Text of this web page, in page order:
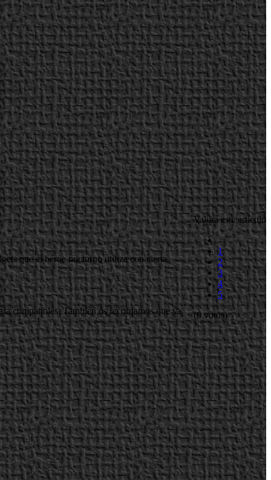
Valora este artículo
1
2
3
4
5
(0 votos)
que el héroe nocturno utiliza con cierta
compatibles. También os recordamos que ya